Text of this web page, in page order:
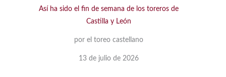
Así ha sido el fin de semana de los toreros de
Castilla y León
por el toreo castellano
13 de julio de 2026